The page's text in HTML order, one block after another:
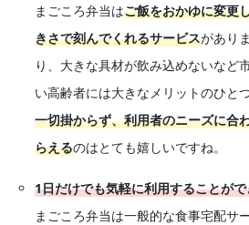
まごころ弁当はご飯をおかゆに変更
きさで刻んでくれるサービスがあり
り、大きな具材が飲み込めないなど
い高齢者には大きなメリットのひと
一切掛からず、利用者のニーズに合
らえるのはとても嬉しいですね。
1日だけでも気軽に利用することが
まごころ弁当は一般的な食事宅配サ